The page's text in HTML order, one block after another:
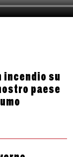
incendio su
paese